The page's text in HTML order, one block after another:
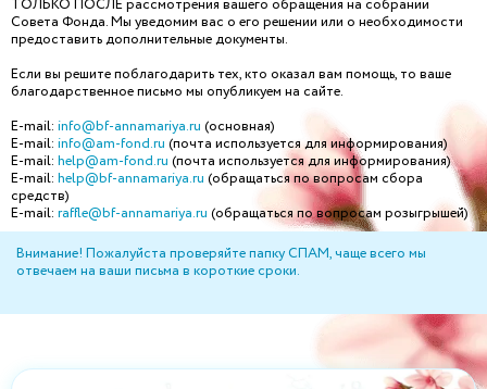
ТОЛЬКО ПОСЛЕ рассмотрения вашего обращения на собрании
Совета Фонда. Мы уведомим вас о его решении или о необходимости
предоставить дополнительные документы.
Если вы решите поблагодарить тех, кто оказал вам помощь, то ваше
благодарственное письмо мы опубликуем на сайте.
E-mail: info@bf-annamariya.ru (основная)
E-mail: info@am-fond.ru (почта используется для информирования)
E-mail: help@am-fond.ru (почта используется для информирования)
E-mail: help@bf-annamariya.ru (обращаться по вопросам сбора
средств)
E-mail: raffle@bf-annamariya.ru (обращаться по вопросам розыгрышей)
Внимание! Пожалуйста проверяйте папку СПАМ, чаще всего мы
отвечаем на ваши письма в короткие сроки.